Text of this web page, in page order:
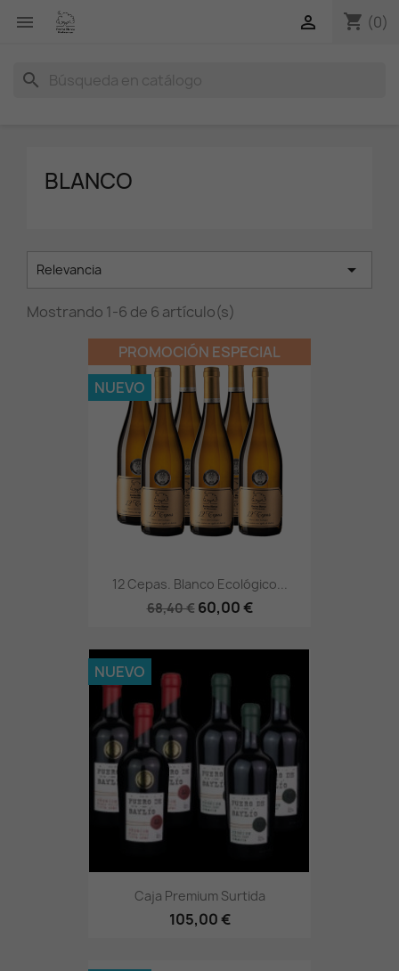
 shopping_cart (0)

search
BLANCO
Relevancia 
Mostrando 1-6 de 6 artículo(s)
12 Cepas. Blanco Ecológico...
68,40 € 60,00 €
PROMOCIÓN ESPECIAL
NUEVO
Caja Premium Surtida
105,00 €
NUEVO